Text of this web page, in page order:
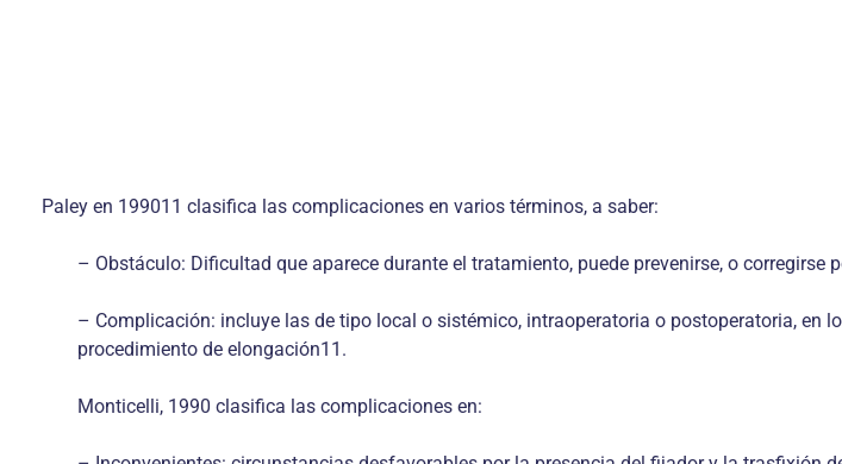
Paley en 199011 clasifica las complicaciones en varios términos, a saber:
– Obstáculo: Dificultad que aparece durante el tratamiento, puede prevenirse, o corregirse
– Complicación: incluye las de tipo local o sistémico, intraoperatoria o postoperatoria, en
procedimiento de elongación11.
Monticelli, 1990 clasifica las complicaciones en: